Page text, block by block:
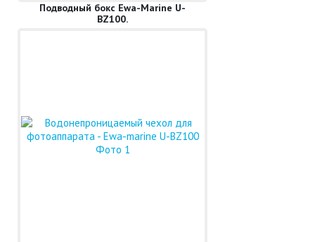
Подводный бокс Ewa-Marine U-
BZ100.